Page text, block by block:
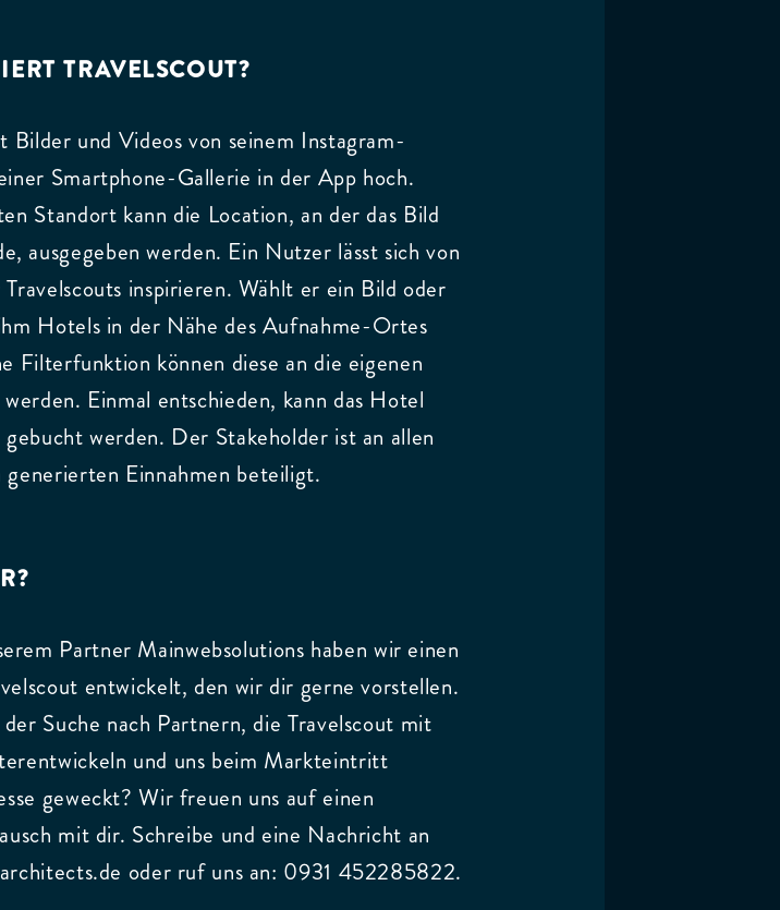
TRAVELSCOUT?
Bilder und Videos von seinem Instagram-
Smartphone-Gallerie in der App hoch.
Standort kann die Location, an der das Bild
ausgegeben werden. Ein Nutzer lässt sich von
inspirieren. Wählt er ein Bild oder
Hotels in der Nähe des Aufnahme-Ortes
Filterfunktion können diese an die eigenen
Einmal entschieden, kann das Hotel
werden. Der Stakeholder ist an allen
generierten Einnahmen beteiligt.
Partner Mainwebsolutions haben wir einen
entwickelt, den wir dir gerne vorstellen.
Suche nach Partnern, die Travelscout mit
und uns beim Markteintritt
geweckt? Wir freuen uns auf einen
mit dir. Schreibe und eine Nachricht an
oder ruf uns an: 0931 452285822.